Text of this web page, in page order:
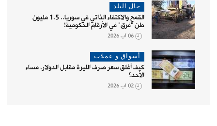
حال البلد
القمح والاكتفاء الذاتي في سوريا.. 1.5 مليون
طن "فرق" في الأرقام الحكومية!
06 آب 2026
أسواق و عملات
كيف أغلق سعر صرف الليرة مقابل الدولار، مساء
الأحد؟
02 آب 2026